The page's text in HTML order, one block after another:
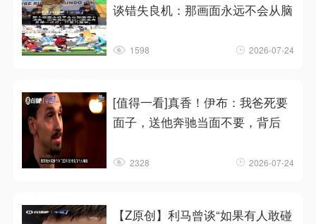
谈错失良机：那画面永远不会从脑
1598 2026-07-24
[值得一看]真香！伊布：我爸死要
面子，送他奔驰当面不要，背后
2328 2026-07-24
【Z原创】利马曾谈“如果有人敢碰